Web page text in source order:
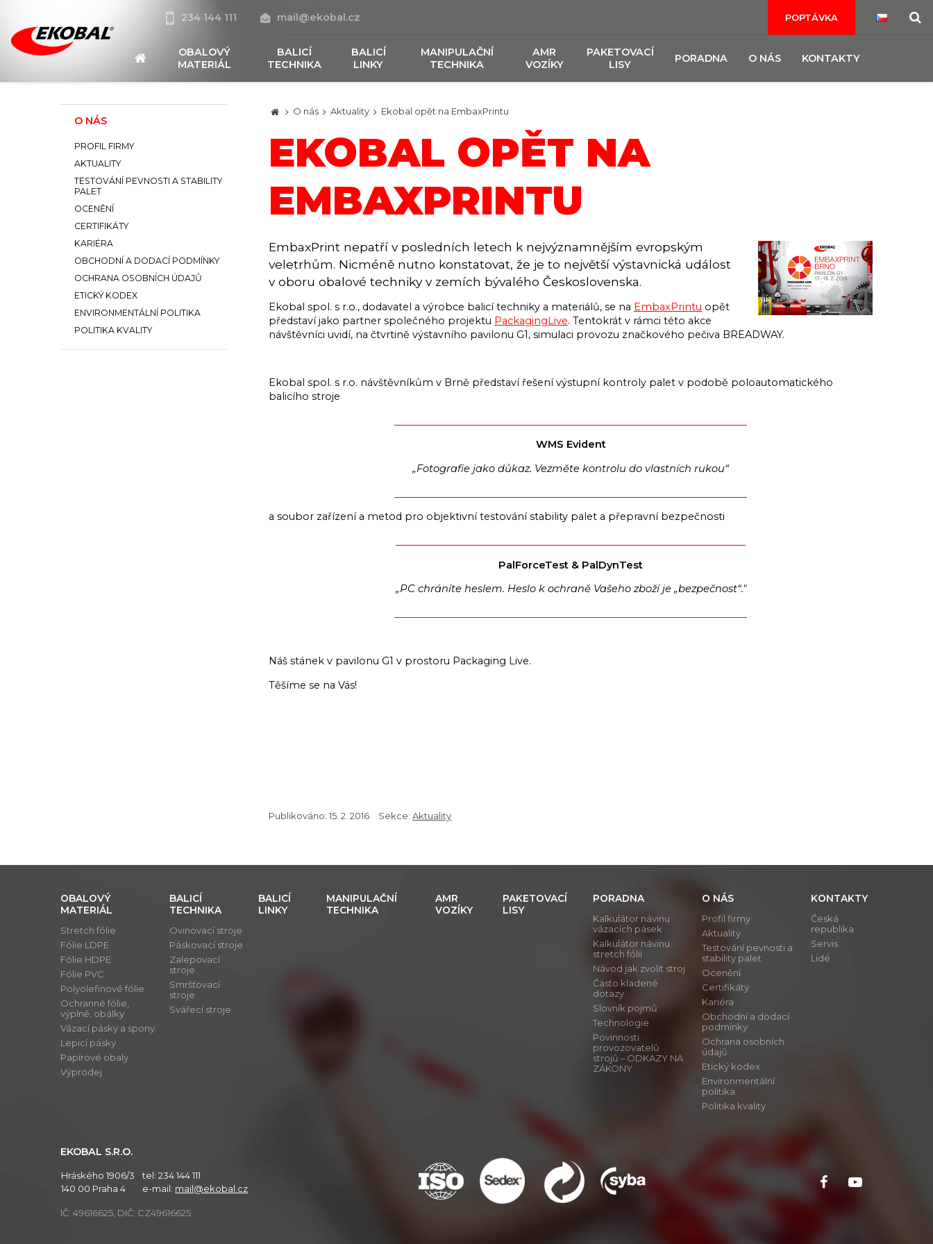
234 144 111 mail@ekobal.cz POPTÁVKA
OBALOVÝ
MATERIÁL
BALICÍ
TECHNIKA
BALICÍ
LINKY
MANIPULAČNÍ
TECHNIKA
AMR
VOZÍKY
PAKETOVACÍ
LISY
PORADNA O NÁS KONTAKTY
O nás Aktuality Ekobal opět na EmbaxPrintu
EKOBAL OPĚT NA
EMBAXPRINTU
EmbaxPrint nepatří v posledních letech k nejvýznamnějším evropským
veletrhům. Nicméně nutno konstatovat, že je to největší výstavnická událost
v oboru obalové techniky v zemích bývalého Československa.
Ekobal spol. s r.o., dodavatel a výrobce balicí techniky a materiálů, se na EmbaxPrintu opět
představí jako partner společného projektu PackagingLive. Tentokrát v rámci této akce
návštěvníci uvidí, na čtvrtině výstavního pavilonu G1, simulaci provozu značkového pečiva BREADWAY.
Ekobal spol. s r.o. návštěvníkům v Brně představí řešení výstupní kontroly palet v podobě poloautomatického
balicího stroje
WMS Evident
„Fotografie jako důkaz. Vezměte kontrolu do vlastních rukou“
a soubor zařízení a metod pro objektivní testování stability palet a přepravní bezpečnosti
PalForceTest & PalDynTest
„PC chráníte heslem. Heslo k ochraně Vašeho zboží je „bezpečnost“."
Náš stánek v pavilonu G1 v prostoru Packaging Live.
Těšíme se na Vás!
Publikováno: 15. 2. 2016 Sekce: Aktuality
O NÁS
PROFIL FIRMY
AKTUALITY
TESTOVÁNÍ PEVNOSTI A STABILITY
PALET
OCENĚNÍ
CERTIFIKÁTY
KARIÉRA
OBCHODNÍ A DODACÍ PODMÍNKY
OCHRANA OSOBNÍCH ÚDAJŮ
ETICKÝ KODEX
ENVIRONMENTÁLNÍ POLITIKA
POLITIKA KVALITY
OBALOVÝ
MATERIÁL
Stretch fólie
Fólie LDPE
Fólie HDPE
Fólie PVC
Polyolefinové fólie
Ochranné fólie,
výplně, obálky
Vázací pásky a spony
Lepicí pásky
Papírové obaly
Výprodej
BALICÍ
TECHNIKA
Ovinovací stroje
Páskovací stroje
Zalepovací
stroje
Smršťovací
stroje
Svářecí stroje
BALICÍ
LINKY
MANIPULAČNÍ
TECHNIKA
AMR
VOZÍKY
PAKETOVACÍ
LISY
PORADNA
Kalkulátor návinu
vázacích pásek
Kalkulátor návinu
stretch fólií
Návod jak zvolit stroj
Často kladené
dotazy
Slovník pojmů
Technologie
Povinnosti
provozovatelů
strojů – ODKAZY NA
ZÁKONY
O NÁS
Profil firmy
Aktuality
Testování pevnosti a
stability palet
Ocenění
Certifikáty
Kariéra
Obchodní a dodací
podmínky
Ochrana osobních
údajů
Etický kodex
Environmentální
politika
Politika kvality
KONTAKTY
Česká
republika
Servis
Lidé
EKOBAL S.R.O.
Hráského 1906/3
140 00 Praha 4
tel: 234 144 111
e-mail: mail@ekobal.cz
IČ: 49616625, DIČ: CZ49616625